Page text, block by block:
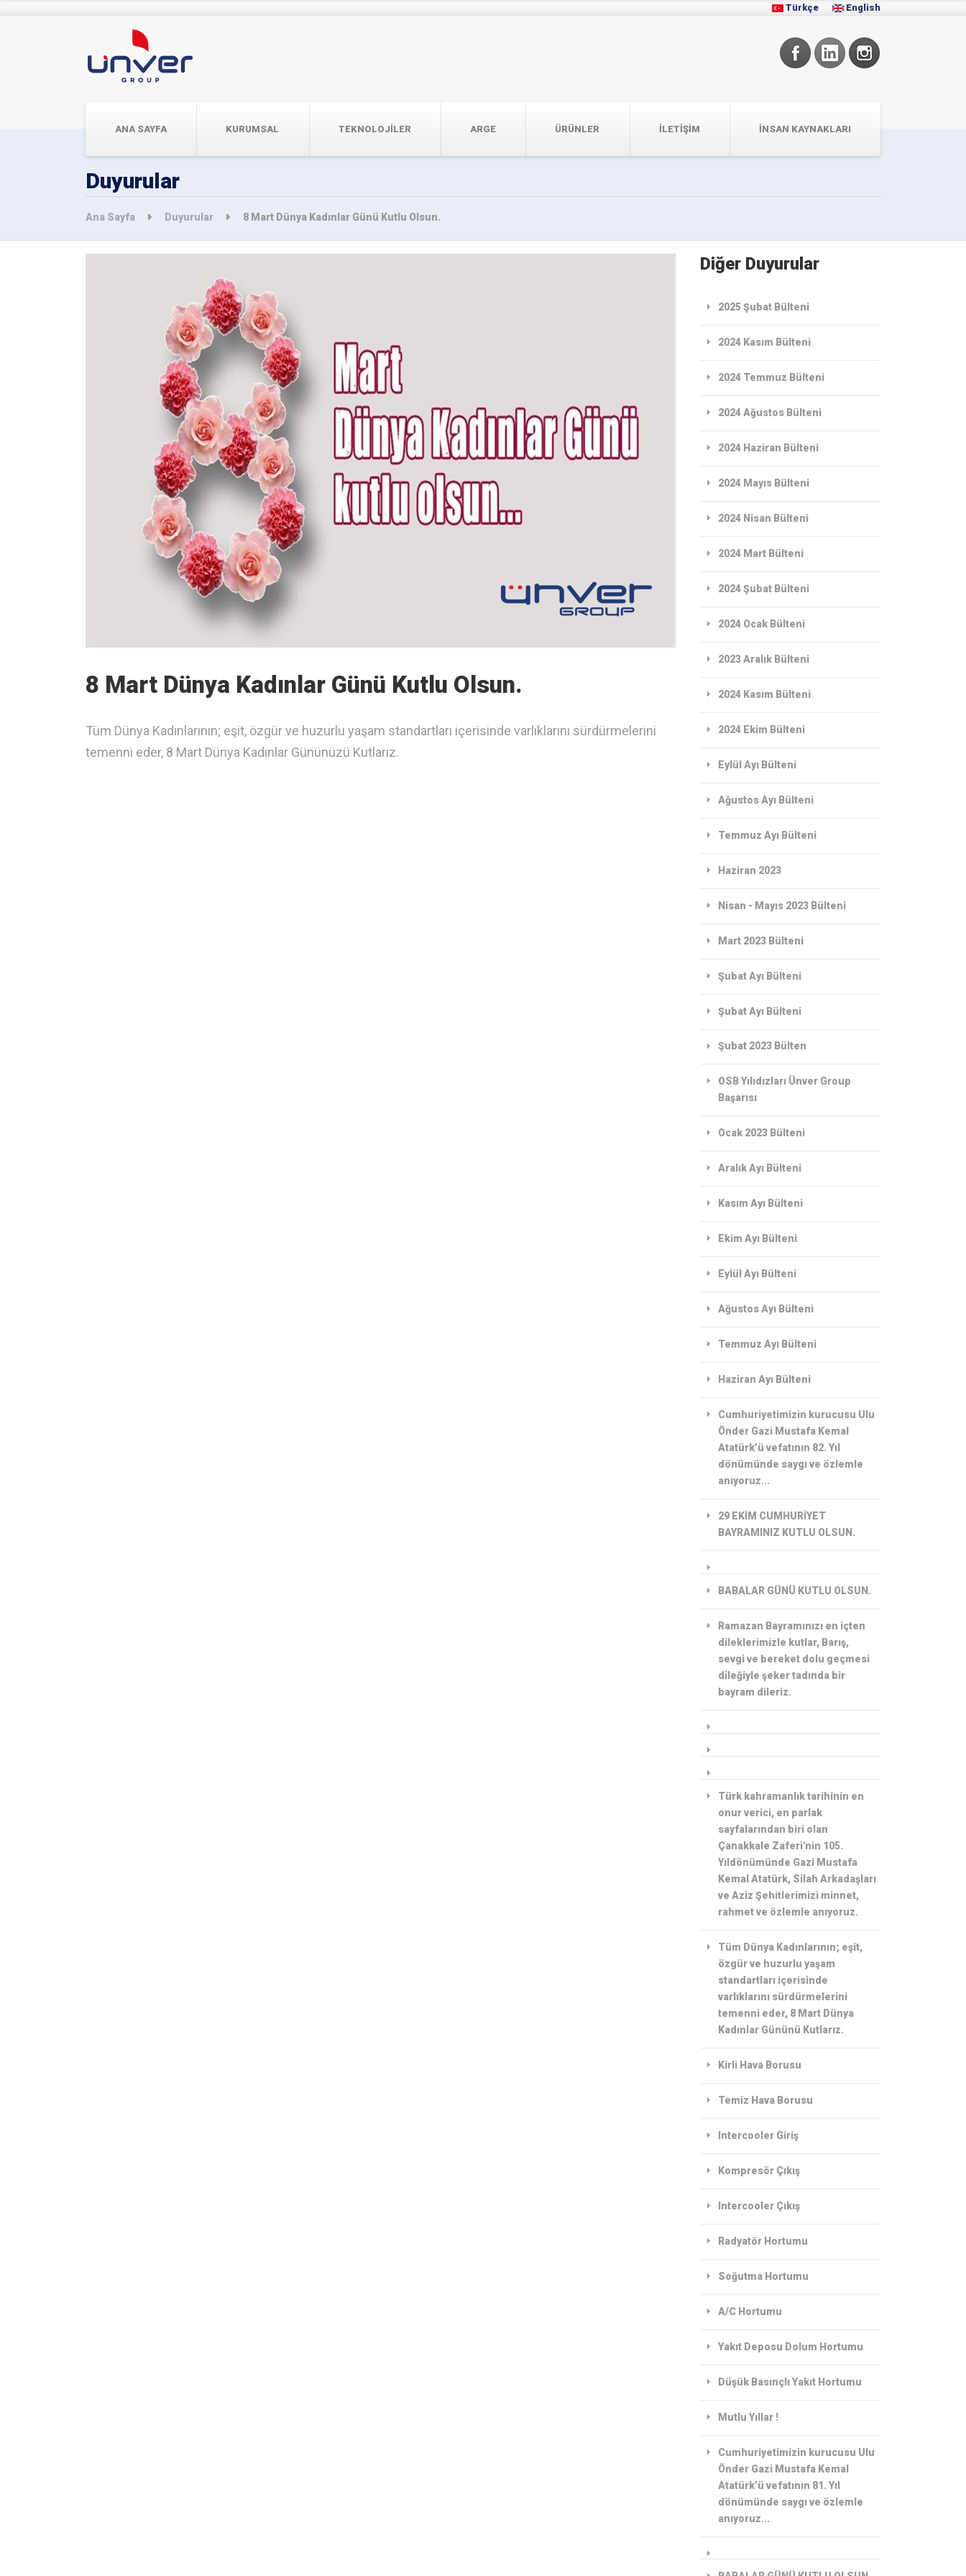
Türkçe English
ANA SAYFA KURUMSAL TEKNOLOJILER ARGE ÜRÜNLER İLETIŞIM İNSAN KAYNAKLARI
Duyurular
Ana Sayfa Duyurular 8 Mart Dünya Kadınlar Günü Kutlu Olsun.
8 Mart Dünya Kadınlar Günü Kutlu Olsun.
Tüm Dünya Kadınlarının; eşit, özgür ve huzurlu yaşam standartları içerisinde varlıklarını sürdürmelerini
temenni eder, 8 Mart Dünya Kadınlar Gününüzü Kutlarız.
Diğer Duyurular
2025 Şubat Bülteni
2024 Kasım Bülteni
2024 Temmuz Bülteni
2024 Ağustos Bülteni
2024 Haziran Bülteni
2024 Mayıs Bülteni
2024 Nisan Bülteni
2024 Mart Bülteni
2024 Şubat Bülteni
2024 Ocak Bülteni
2023 Aralık Bülteni
2024 Kasım Bülteni
2024 Ekim Bülteni
Eylül Ayı Bülteni
Ağustos Ayı Bülteni
Temmuz Ayı Bülteni
Haziran 2023
Nisan - Mayıs 2023 Bülteni
Mart 2023 Bülteni
Şubat Ayı Bülteni
Şubat Ayı Bülteni
Şubat 2023 Bülten
OSB Yılıdızları Ünver Group
Başarısı
Ocak 2023 Bülteni
Aralık Ayı Bülteni
Kasım Ayı Bülteni
Ekim Ayı Bülteni
Eylül Ayı Bülteni
Ağustos Ayı Bülteni
Temmuz Ayı Bülteni
Haziran Ayı Bülteni
Cumhuriyetimizin kurucusu Ulu
Önder Gazi Mustafa Kemal
Atatürk’ü vefatının 82. Yıl
dönümünde saygı ve özlemle
anıyoruz...
29 EKİM CUMHURİYET
BAYRAMINIZ KUTLU OLSUN.
BABALAR GÜNÜ KUTLU OLSUN.
Ramazan Bayramınızı en içten
dileklerimizle kutlar, Barış,
sevgi ve bereket dolu geçmesi
dileğiyle şeker tadında bir
bayram dileriz.
Türk kahramanlık tarihinin en
onur verici, en parlak
sayfalarından biri olan
Çanakkale Zaferi'nin 105.
Yıldönümünde Gazi Mustafa
Kemal Atatürk, Silah Arkadaşları
ve Aziz Şehitlerimizi minnet,
rahmet ve özlemle anıyoruz.
Tüm Dünya Kadınlarının; eşit,
özgür ve huzurlu yaşam
standartları içerisinde
varlıklarını sürdürmelerini
temenni eder, 8 Mart Dünya
Kadınlar Gününü Kutlarız.
Kirli Hava Borusu
Temiz Hava Borusu
Intercooler Giriş
Kompresör Çıkış
Intercooler Çıkış
Radyatör Hortumu
Soğutma Hortumu
A/C Hortumu
Yakıt Deposu Dolum Hortumu
Düşük Basınçlı Yakıt Hortumu
Mutlu Yıllar !
Cumhuriyetimizin kurucusu Ulu
Önder Gazi Mustafa Kemal
Atatürk’ü vefatının 81. Yıl
dönümünde saygı ve özlemle
anıyoruz...